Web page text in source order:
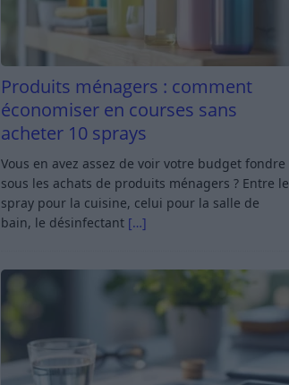
Produits ménagers : comment
économiser en courses sans
acheter 10 sprays
Vous en avez assez de voir votre budget fondre
sous les achats de produits ménagers ? Entre le
spray pour la cuisine, celui pour la salle de
bain, le désinfectant […]